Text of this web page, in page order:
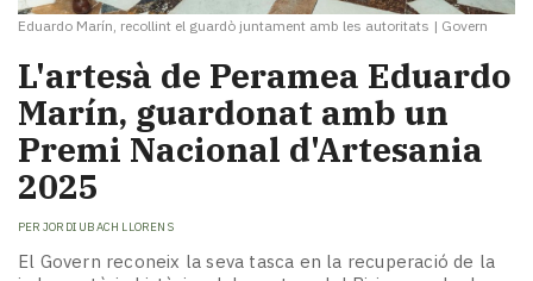
Eduardo Marín, recollint el guardò juntament amb les autoritats | Govern
L'artesà de Peramea Eduardo
Marín, guardonat amb un
Premi Nacional d'Artesania
2025
PER JORDI UBACH LLORENS
El Govern reconeix la seva tasca en la recuperació de la